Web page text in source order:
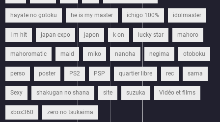
hayate no gotoku he is my master ichigo 100% idolmaster
I m hit japan expo japon k-on lucky star mahoro
mahoromatic maid miko nanoha negima otoboku
perso poster PS2 PSP quartier libre rec sama
Sexy shakugan no shana site suzuka Vidéo et films
xbox360 zero no tsukaima